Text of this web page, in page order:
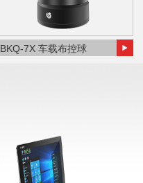
BKQ-7X 车载布控球